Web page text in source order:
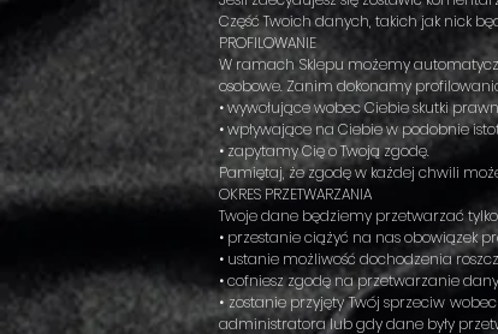
Część Twoich danych, takich jak nick
PROFILOWANIE
W ramach Sklepu możemy
osobowe. Zanim dokonamy
• wywołujące wobec Ciebie skutki
• wpływające na Ciebie w podobnie
• zapytamy Cię o Twoją zgodę.
Pamiętaj, że zgodę w każdej chwili
OKRES PRZETWARZANIA
Twoje dane będziemy przetwarzać
• przestanie ciążyć na nas obowiązek
• ustanie możliwość dochodzenia
• cofniesz zgodę na przetwarzanie
• zostanie przyjęty Twój sprzeciw
administratora lub gdy dane były